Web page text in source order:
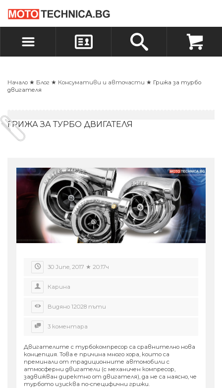
ВХОД
БЪРЗА ПОРЪЧКА ПОРЪЧКА
Начало ★ Блог ★ Консумативи и авточасти ★ Грижа за турбо
двигателя
ГРИЖА ЗА ТУРБО ДВИГАТЕЛЯ
30 June, 2017 ★ 20:17ч
Карина
Видяно 12028 пъти
3 коментара
Двигателите с турбокомпресор са сравнително нова
концепция. Това е причина много хора, които са
преминали от традиционните автомобили с
атмосферни двигатели (с механичен компресор,
задвижван директно от двигателя), да не са наясно, че
турбото изисква по-специфични грижи.